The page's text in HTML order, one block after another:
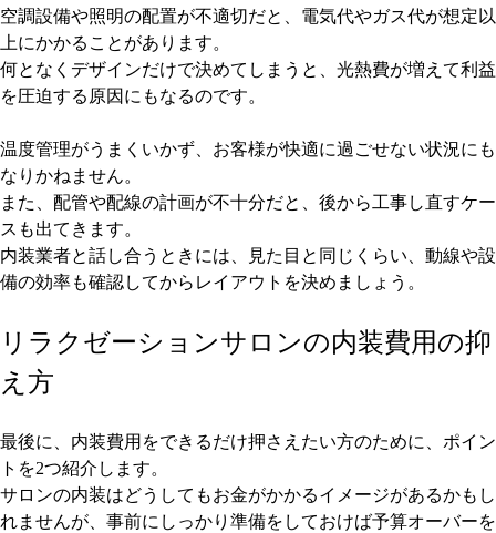
空調設備や照明の配置が不適切だと、電気代やガス代が想定以
上にかかることがあります。
何となくデザインだけで決めてしまうと、光熱費が増えて利益
を圧迫する原因にもなるのです。
温度管理がうまくいかず、お客様が快適に過ごせない状況にも
なりかねません。
また、配管や配線の計画が不十分だと、後から工事し直すケー
スも出てきます。
内装業者と話し合うときには、見た目と同じくらい、動線や設
備の効率も確認してからレイアウトを決めましょう。
リラクゼーションサロンの内装費用の抑
え方
最後に、内装費用をできるだけ押さえたい方のために、ポイン
トを2つ紹介します。
サロンの内装はどうしてもお金がかかるイメージがあるかもし
れませんが、事前にしっかり準備をしておけば予算オーバーを